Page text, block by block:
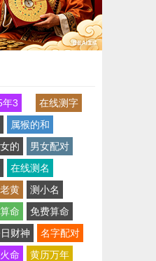
年3
在线测字
属猴的和
的
男女配对
在线测名
黄
测小名
命
免费算命
财神
名字配对
命
黄历万年